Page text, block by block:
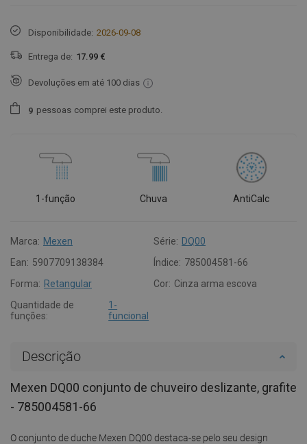
Disponibilidade: 2026-09-08
Entrega de: 17.99 €
Devoluções em até 100 dias
9 pessoas comprei este produto.
1-função Chuva AntiCalc
Marca: Mexen Série: DQ00
Ean: 5907709138384 Índice: 785004581-66
Forma: Retangular Cor: Cinza arma escova
Quantidade de
funções:
1-
funcional
Descrição
Mexen DQ00 conjunto de chuveiro deslizante, grafite
- 785004581-66
O conjunto de duche Mexen DQ00 destaca-se pelo seu design